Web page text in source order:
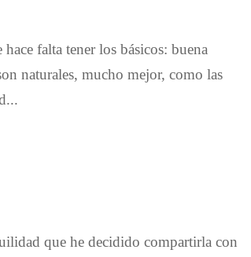
falta tener los básicos: buena
naturales, mucho mejor, como las
que he decidido compartirla con